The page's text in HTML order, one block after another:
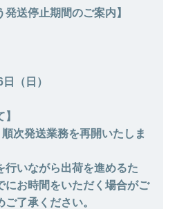
発送停止期間のご案内】
（日）
次発送業務を再開いたしま
行いながら出荷を進めるた
にお時間をいただく場合がご
了承ください。